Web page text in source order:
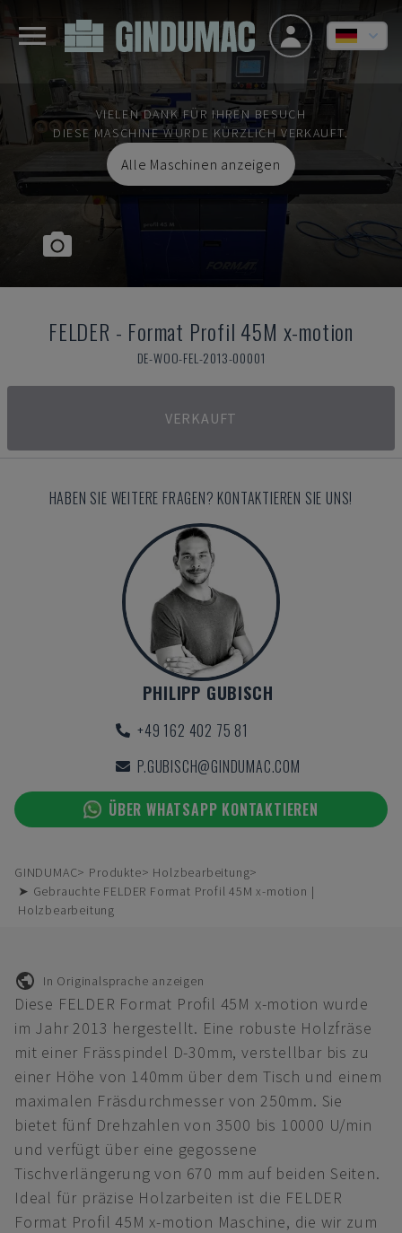
VIELEN DANK FÜR IHREN BESUCH
DIESE MASCHINE WURDE KÜRZLICH VERKAUFT.
Alle Maschinen anzeigen
FELDER - Format Profil 45M x-motion
DE-WOO-FEL-2013-00001
VERKAUFT
HABEN SIE WEITERE FRAGEN? KONTAKTIEREN SIE UNS!
PHILIPP GUBISCH
+49 162 402 75 81
P.GUBISCH@GINDUMAC.COM
ÜBER WHATSAPP KONTAKTIEREN
GINDUMAC Produkte
Holzbearbeitung
➤ Gebrauchte FELDER Format Profil 45M x-motion |
Holzbearbeitung
In Originalsprache anzeigen
Diese FELDER Format Profil 45M x-motion wurde
im Jahr 2013 hergestellt. Eine robuste Holzfräse
mit einer Frässpindel D-30mm, verstellbar bis zu
einer Höhe von 140mm über dem Tisch und einem
maximalen Fräsdurchmesser von 250mm. Sie
bietet fünf Drehzahlen von 3500 bis 10000 U/min
und verfügt über eine gegossene
Tischverlängerung von 670 mm auf beiden Seiten.
Ideal für präzise Holzarbeiten ist die FELDER
Format Profil 45M x-motion Maschine, die wir zum